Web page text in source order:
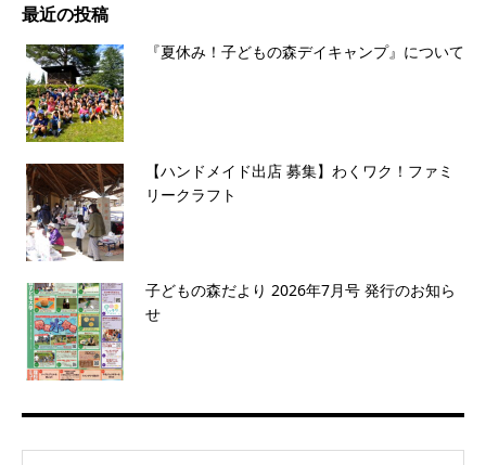
最近の投稿
『夏休み！子どもの森デイキャンプ』について
【ハンドメイド出店 募集】わくワク！ファミ
リークラフト
子どもの森だより 2026年7月号 発行のお知ら
せ